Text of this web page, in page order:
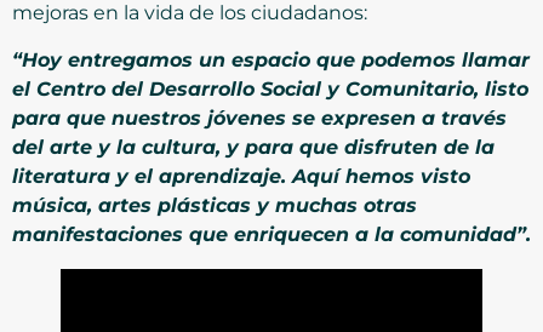
mejoras en la vida de los ciudadanos:
“Hoy entregamos un espacio que podemos llamar
el Centro del Desarrollo Social y Comunitario, listo
para que nuestros jóvenes se expresen a través
del arte y la cultura, y para que disfruten de la
literatura y el aprendizaje. Aquí hemos visto
música, artes plásticas y muchas otras
manifestaciones que enriquecen a la comunidad”.